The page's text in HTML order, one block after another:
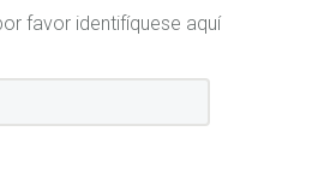
favor identifíquese aquí